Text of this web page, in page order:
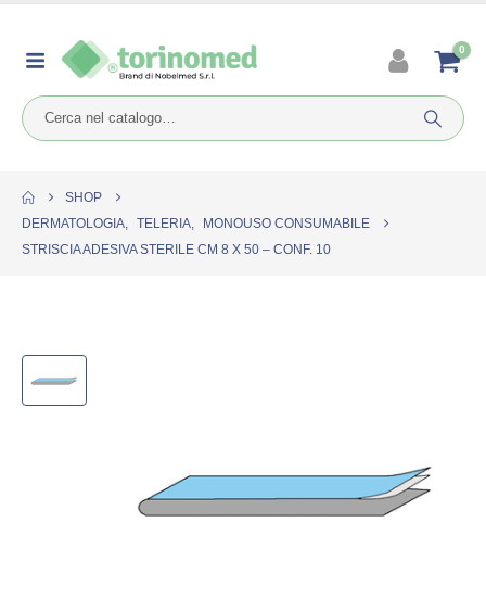
0
SHOP
DERMATOLOGIA, TELERIA,
MONOUSO CONSUMABILE
STRISCIA ADESIVA STERILE CM 8 X 50 – CONF. 10